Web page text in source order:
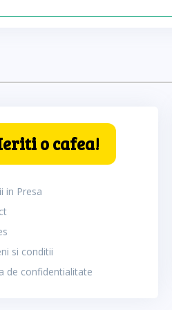
o cafea!
in Presa
si conditii
de confidentialitate